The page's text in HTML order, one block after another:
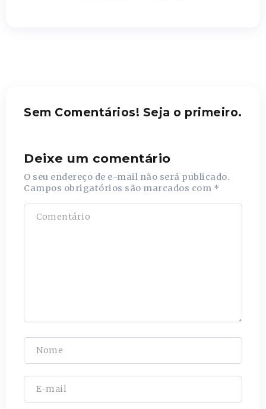
Sem Comentários! Seja o primeiro.
Deixe um comentário
O seu endereço de e-mail não será publicado.
Campos obrigatórios são marcados com *